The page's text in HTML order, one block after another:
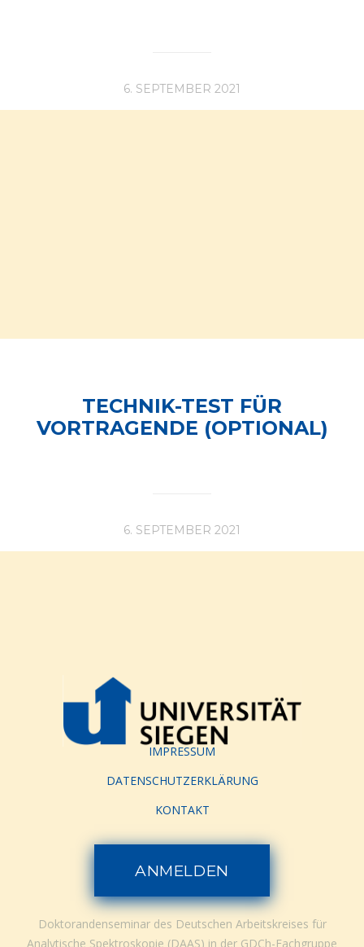
6. SEPTEMBER 2021
TECHNIK-TEST FÜR
VORTRAGENDE (OPTIONAL)
6. SEPTEMBER 2021
IMPRESSUM
DATENSCHUTZERKLÄRUNG
KONTAKT
ANMELDEN
Doktorandenseminar des Deutschen Arbeitskreises für
Analytische Spektroskopie (DAAS) in der GDCh-Fachgruppe